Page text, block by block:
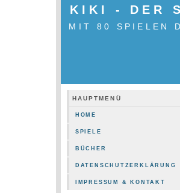
KIKI - DER
MIT 80 SPIELEN
HAUPTMENÜ
HOME
SPIELE
BÜCHER
DATENSCHUTZERKLÄRUNG
IMPRESSUM & KONTAKT